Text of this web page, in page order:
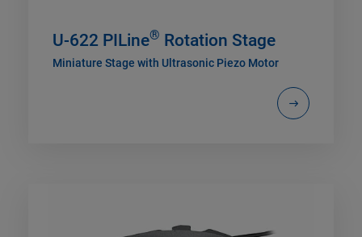
U-622 PILine® Rotation Stage
Miniature Stage with Ultrasonic Piezo Motor